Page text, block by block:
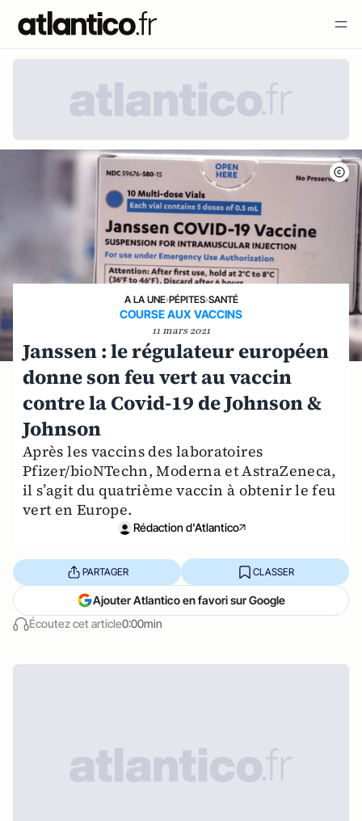
A LA UNE›PÉPITES›SANTÉ
COURSE AUX VACCINS
11 mars 2021
Janssen : le régulateur européen
donne son feu vert au vaccin
contre la Covid-19 de Johnson &
Johnson
Après les vaccins des laboratoires
Pfizer/bioNTechn, Moderna et AstraZeneca,
il s’agit du quatrième vaccin à obtenir le feu
vert en Europe.
Rédaction d'Atlantico
Écoutez cet article0:00min
PARTAGER CLASSER
Ajouter Atlantico en favori sur Google